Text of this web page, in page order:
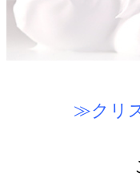
≫クリ